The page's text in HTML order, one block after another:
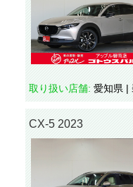
取り扱い店舗: 愛知県 |
CX-5 2023